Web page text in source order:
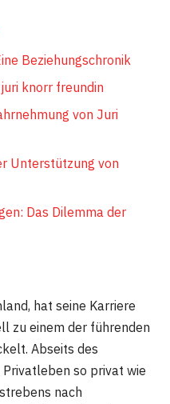
Beziehungschronik
knorr freundin
von Juri
Unterstützung von
Das Dilemma der
hat seine Karriere
zu einem der führenden
Abseits des
so privat wie
nach